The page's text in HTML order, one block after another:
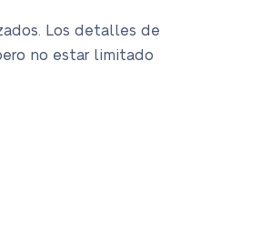
Los detalles de
no estar limitado